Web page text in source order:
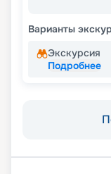
Варианты
Экскурсия
Подробнее